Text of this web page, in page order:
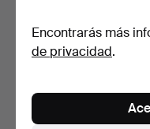
Suscribir búsqueda
También puedes
subastas concluidas.
Encontrarás más
de privacidad.